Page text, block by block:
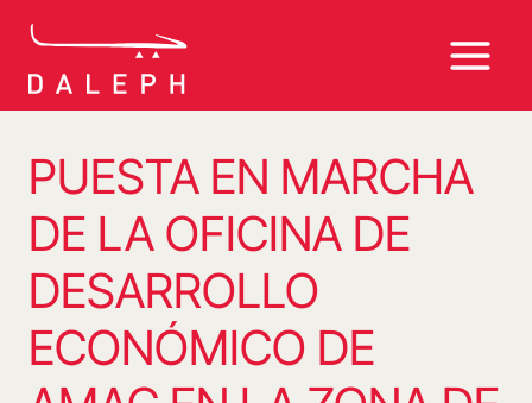
PUESTA EN MARCHA
DE LA OFICINA DE
DESARROLLO
ECONÓMICO DE